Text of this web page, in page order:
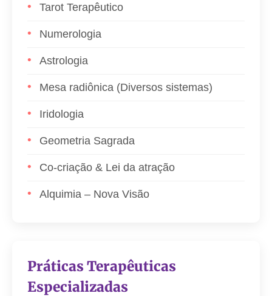
Tarot Terapêutico
Numerologia
Astrologia
Mesa radiônica (Diversos sistemas)
Iridologia
Geometria Sagrada
Co-criação & Lei da atração
Alquimia – Nova Visão
Práticas Terapêuticas
Especializadas